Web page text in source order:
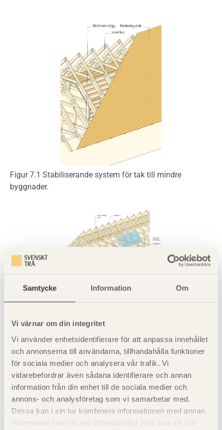
Samtycke Information Om
Vi värnar om din integritet
Vi använder enhetsidentifierare för att anpassa innehållet
och annonserna till användarna, tillhandahålla funktioner
för sociala medier och analysera vår trafik. Vi
vidarebefordrar även sådana identifierare och annan
information från din enhet till de sociala medier och
annons- och analysföretag som vi samarbetar med.
Dessa kan i sin tur kombinera informationen med annan
information som du har tillhandahållit eller som de har
Figur 7.1 Stabiliserande system för tak till mindre
byggnader.
placering av takfönster om staget kan avslutas under
Saknas invändiga skivor bör konstruktionen kompletteras
med drag­ band eller strävor. Vid stabilisering av
ramverkstakstolar krävs ofta större hänsyn till
placeringen av dragband och strävor för att undvika att
de placeras mitt för fönsteröppningar.
Vid behov av strävning ger utförandet enligtfigur 7.2
goda möjligheter för placering av takfönster i och med att
dragbandet avslutas under fönsteröppningen.